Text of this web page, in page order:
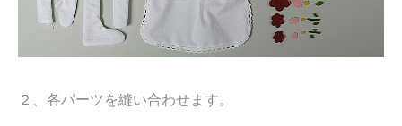
２、各パーツを縫い合わせます。